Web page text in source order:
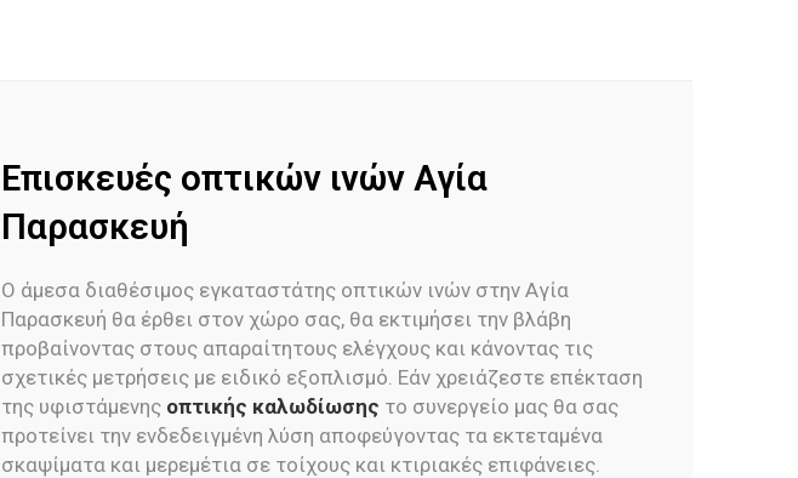
Eπισκευές οπτικών ινών Αγία
Παρασκευή
Ο άμεσα διαθέσιμος εγκαταστάτης οπτικών ινών στην Αγία
Παρασκευή θα έρθει στον χώρο σας, θα εκτιμήσει την βλάβη
προβαίνοντας στους απαραίτητους ελέγχους και κάνοντας τις
σχετικές μετρήσεις με ειδικό εξοπλισμό. Εάν χρειάζεστε επέκταση
της υφιστάμενης οπτικής καλωδίωσης το συνεργείο μας θα σας
προτείνει την ενδεδειγμένη λύση αποφεύγοντας τα εκτεταμένα
σκαψίματα και μερεμέτια σε τοίχους και κτιριακές επιφάνειες.